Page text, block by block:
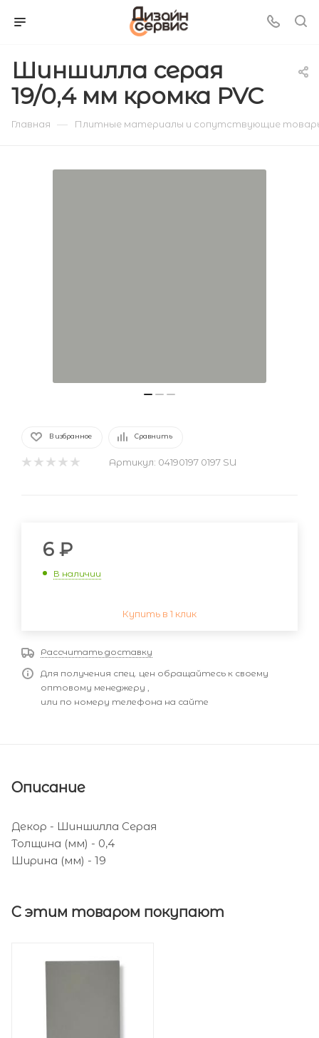
Шиншилла серая
19/0,4 мм кромка PVC
Главная — Плитные материалы и сопутствующие
В избранное Сравнить
Артикул: 04190197 0197 SU
6 ₽
В наличии
Купить в 1 клик
Рассчитать доставку
Для получения спец. цен обращайтесь к своему
оптовому менеджеру ,
или по номеру телефона на сайте
Описание
Декор - Шиншилла Серая
Толщина (мм) - 0,4
Ширина (мм) - 19
С этим товаром покупают